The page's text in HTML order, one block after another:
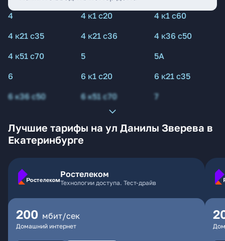
4 4 к1 с20
4 к1 с60
4 к21 с35
4 к21 с36
4 к36 с50
4 к51 с70
5
5А
6
6 к1 с20
6 к21 с35
6 к36 с50
6 к51 с70 7
Лучшие тарифы на ул Данилы Зверева в
Екатеринбурге
Ростелеком
Технологии доступа. Тест-драйв
200 мбит/сек
Домашний интернет